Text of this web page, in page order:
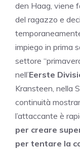
den Haag, viene
del ragazzo e
impiego in prima
settore
nell’Eerste
Kransteen, nella
continuità
l’attaccante è
per creare
per tentare la